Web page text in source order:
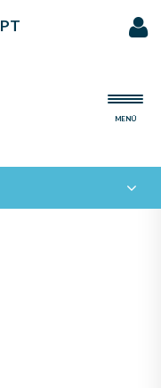
PT
MENÚ